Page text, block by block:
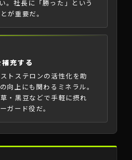
社長に「勝った」という
が重要だ。
充する
トステロンの活性化を助
向上にも関わるミネラル。
・黒豆などで手軽に摂れ
ガード役だ。